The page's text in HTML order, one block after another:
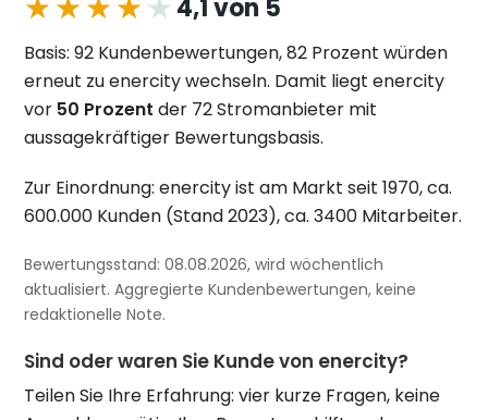
4,1 von 5
Basis: 92 Kundenbewertungen, 82 Prozent würden
erneut zu enercity wechseln. Damit liegt enercity
vor 50 Prozent der 72 Stromanbieter mit
aussagekräftiger Bewertungsbasis.
Zur Einordnung: enercity ist am Markt seit 1970, ca.
600.000 Kunden (Stand 2023), ca. 3400 Mitarbeiter.
Bewertungsstand: 08.08.2026, wird wöchentlich
aktualisiert. Aggregierte Kundenbewertungen, keine
redaktionelle Note.
Sind oder waren Sie Kunde von enercity?
Teilen Sie Ihre Erfahrung: vier kurze Fragen, keine